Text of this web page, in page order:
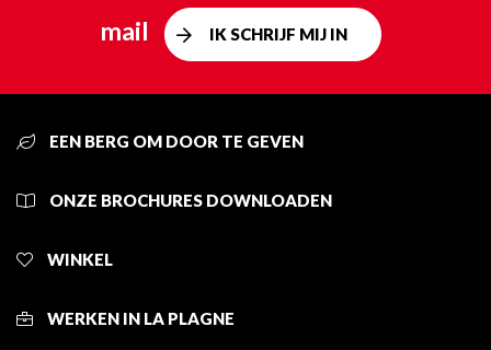
mail
IK SCHRIJF MIJ IN
EEN BERG OM DOOR TE GEVEN
ONZE BROCHURES DOWNLOADEN
WINKEL
WERKEN IN LA PLAGNE